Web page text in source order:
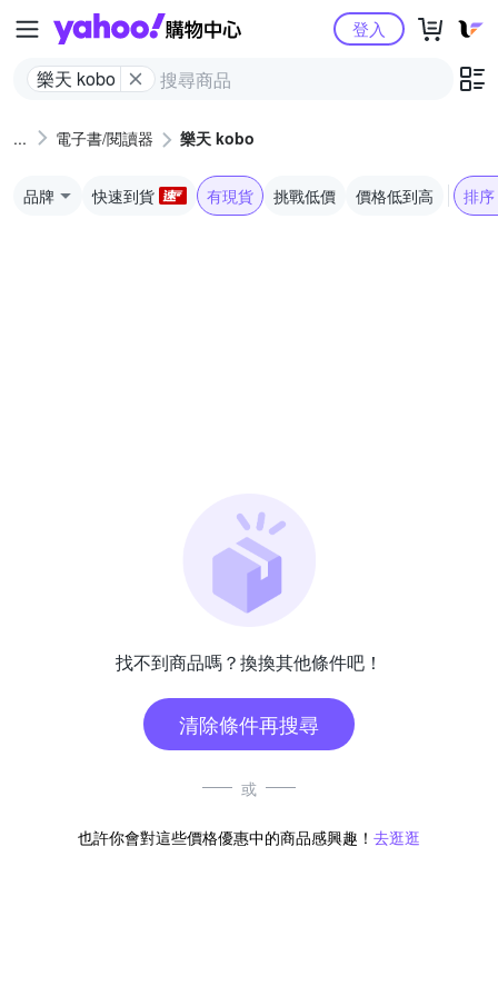
Yahoo購物中心
樂天 kobo
登入
電子書/閱讀器 樂天 kobo
品牌 快速到貨 有現貨 挑戰低價 價格低到高 排序
找不到商品嗎？換換其他條件吧！
清除條件再搜尋
或
也許你會對這些價格優惠中的商品感興趣！ 去逛逛